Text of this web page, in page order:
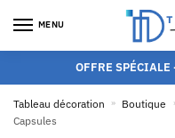
MENU
OFFRE
Tableau décoration » Boutique
Capsules